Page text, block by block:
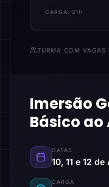
CARGA: 21H
TURMA COM VAGAS
Imersão
Básico
DATAS
10, 11 e 12
CARGA